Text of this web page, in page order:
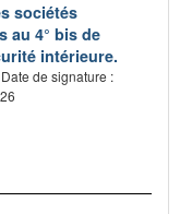
sociétés
au 4° bis de
intérieure.
Date de signature :